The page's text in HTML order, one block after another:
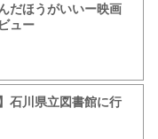
だほうがいいー映画
ュー
石川県立図書館に行